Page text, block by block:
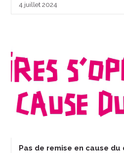
4 juillet 2024
Pas de remise en cause